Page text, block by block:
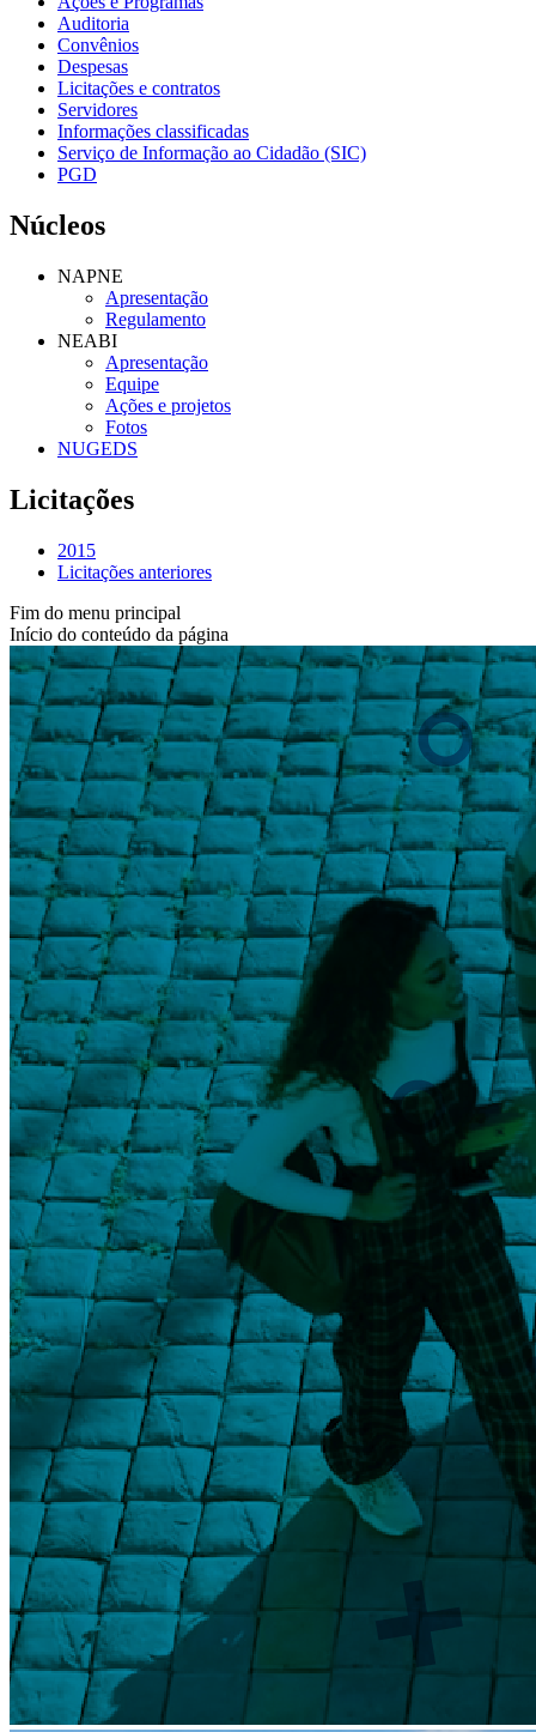
Auditoria
Convênios
Despesas
Licitações e contratos
Servidores
Informações classificadas
Serviço de Informação ao Cidadão (SIC)
PGD
Núcleos
NAPNE
Apresentação
Regulamento
NEABI
Apresentação
Equipe
Ações e projetos
Fotos
NUGEDS
Licitações
2015
Licitações anteriores
Fim do menu principal
Início do conteúdo da página